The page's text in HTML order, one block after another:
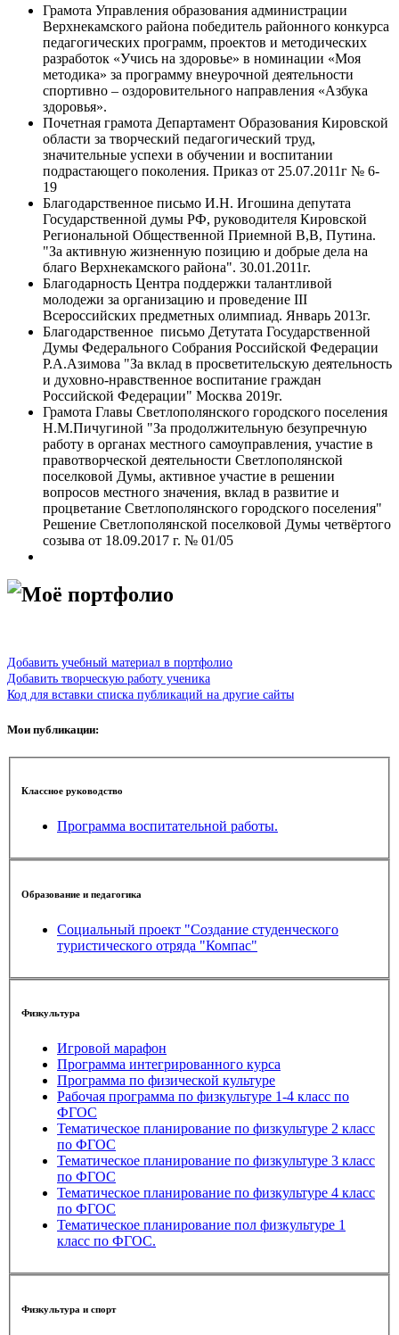
Грамота Управления образования администрации
Верхнекамского района победитель районного конкурса
педагогических программ, проектов и методических
разработок «Учись на здоровье» в номинации «Моя
методика» за программу внеурочной деятельности
спортивно – оздоровительного направления «Азбука
здоровья».
Почетная грамота Департамент Образования Кировской
области за творческий педагогический труд,
значительные успехи в обучении и воспитании
подрастающего поколения. Приказ от 25.07.2011г № 6-
19
Благодарственное письмо И.Н. Игошина депутата
Государственной думы РФ, руководителя Кировской
Региональной Общественной Приемной В,В, Путина.
"За активную жизненную позицию и добрые дела на
благо Верхнекамского района". 30.01.2011г.
Благодарность Центра поддержки талантливой
молодежи за организацию и проведение III
Всероссийских предметных олимпиад. Январь 2013г.
Благодарственное письмо Детутата Государственной
Думы Федерального Собрания Российской Федерации
Р.А.Азимова "За вклад в просветительскую деятельность
и духовно-нравственное воспитание граждан
Российской Федерации" Москва 2019г.
Грамота Главы Светлополянского городского поселения
Н.М.Пичугиной "За продолжительную безупречную
работу в органах местного самоуправления, участие в
правотворческой деятельности Светлополянской
поселковой Думы, активное участие в решении
вопросов местного значения, вклад в развитие и
процветание Светлополянского городского поселения"
Решение Светлополянской поселковой Думы четвёртого
созыва от 18.09.2017 г. № 01/05
Моё портфолио
Добавить учебный материал в портфолио
Добавить творческую работу ученика
Код для вставки списка публикаций на другие сайты
Мои публикации:
Классное руководство
Программа воспитательной работы.
Образование и педагогика
Социальный проект "Создание студенческого
туристического отряда "Компас"
Физкультура
Игровой марафон
Программа интегрированного курса
Программа по физической культуре
Рабочая программа по физкультуре 1-4 класс по
ФГОС
Тематическое планирование по физкультуре 2 класс
по ФГОС
Тематическое планирование по физкультуре 3 класс
по ФГОС
Тематическое планирование по физкультуре 4 класс
по ФГОС
Тематическое планирование пол физкультуре 1
класс по ФГОС.
Физкультура и спорт